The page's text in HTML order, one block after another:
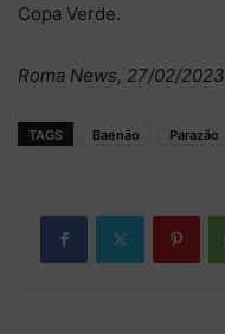
Copa Verde.
Roma News, 27/02/2023
TAGS Baenão Parazão